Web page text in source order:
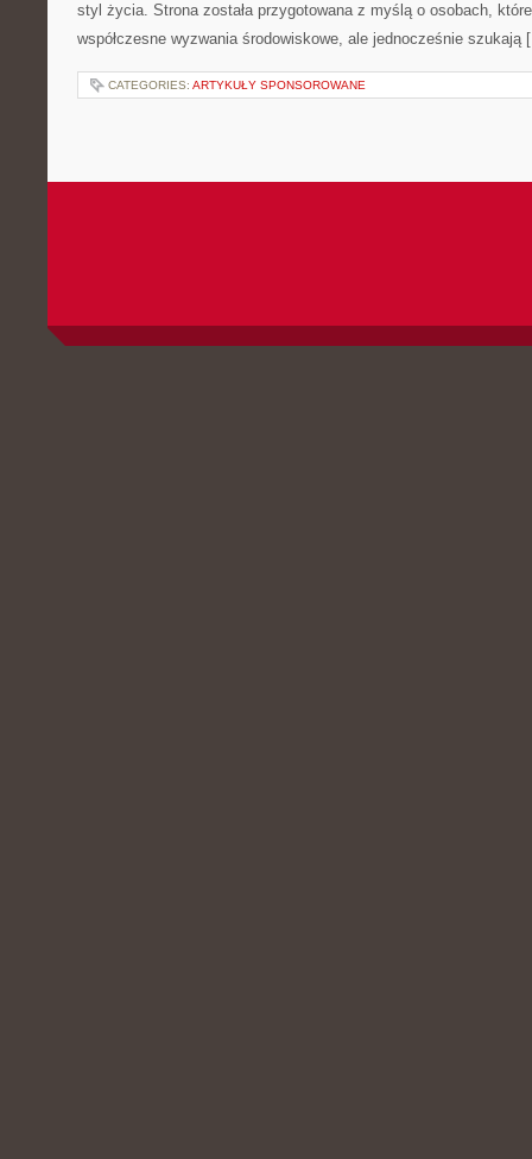
styl życia. Strona została przygotowana z myślą o osobach,
współczesne wyzwania środowiskowe, ale jednocześnie
CATEGORIES: ARTYKUŁY SPONSOROWANE